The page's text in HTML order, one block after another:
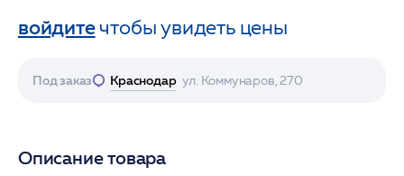
войдитечтобы увидеть цены
Под заказ Краснодар ул. Коммунаров, 270
Описание товара